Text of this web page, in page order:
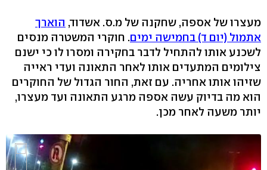
מעצרו של אספה, שחקנה של מ.ס. אשדוד, הוארך
אתמול (יום ד) בחמישה ימים. חוקרי המשטרה מנסים
לשכנע אותו להתחיל לדבר בחקירה ומסרו לו כי ישנם
צילומים המתעדים אותו לאחר התאונה ועדי ראייה
שזיהו אותו אחריה. עם זאת, החור הגדול של החוקרים
הוא מה בדיוק עשה אספה מרגע התאונה ועד מעצרו,
יותר משעה לאחר מכן.